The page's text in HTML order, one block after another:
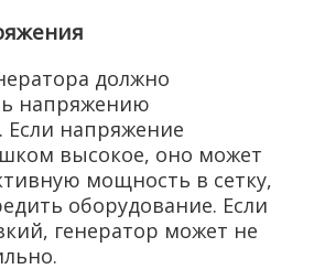
должно
напряжению
Если напряжение
высокое, оно может
мощность в сетку,
оборудование. Если
генератор может не